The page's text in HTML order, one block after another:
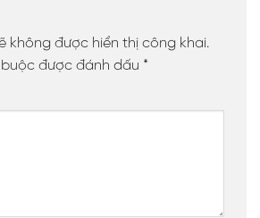
không được hiển thị công khai.
được đánh dấu *